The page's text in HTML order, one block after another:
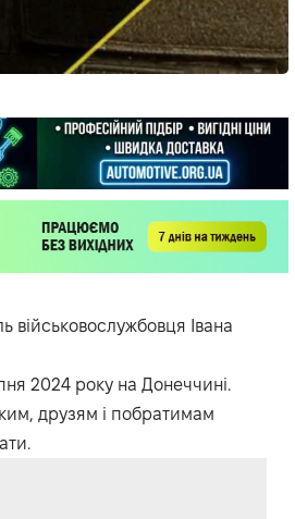
військовослужбовця Івана
2024 року на Донеччині.
друзям і побратимам